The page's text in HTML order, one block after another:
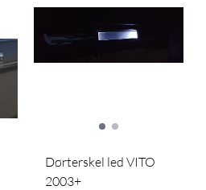
Dørterskel led VITO
2003+